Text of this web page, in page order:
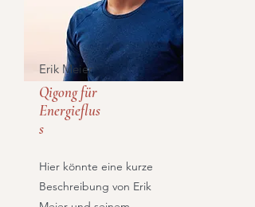
Erik Meier
Qigong für
Energieflus
s
Hier könnte eine kurze
Beschreibung von Erik